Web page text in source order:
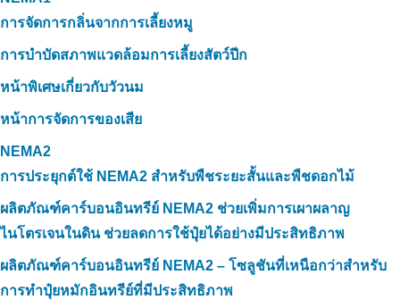
การจัดการกลิ่นจากการเลี้ยงหมู
การบำบัดสภาพแวดล้อมการเลี้ยงสัตว์ปีก
หน้าพิเศษเกี่ยวกับวัวนม
หน้าการจัดการของเสีย
NEMA2
การประยุกต์ใช้ NEMA2 สำหรับพืชระยะสั้นและพืชดอกไม้
ผลิตภัณฑ์คาร์บอนอินทรีย์ NEMA2 ช่วยเพิ่มการเผาผลาญ
ไนโตรเจนในดิน ช่วยลดการใช้ปุ๋ยได้อย่างมีประสิทธิภาพ
ผลิตภัณฑ์คาร์บอนอินทรีย์ NEMA2 – โซลูชันที่เหนือกว่าสำหรับ
การทำปุ๋ยหมักอินทรีย์ที่มีประสิทธิภาพ